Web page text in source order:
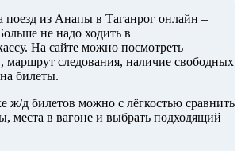
поезд из Анапы в Таганрог онлайн –
не надо ходить в
На сайте можно посмотреть
маршрут следования, наличие свободных
билеты.
ж/д билетов можно с лёгкостью сравнить
места в вагоне и выбрать подходящий